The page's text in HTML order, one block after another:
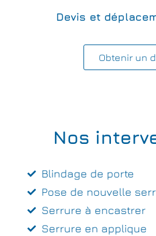
Devis et
Obtenir un
Nos
Blindage de porte
Pose de nouvelle
Serrure à encastrer
Serrure en applique